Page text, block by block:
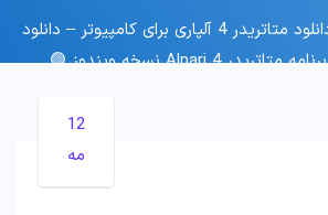
💯 دانلود متاتریدر 4 آلپاری برای کامپیوتر – دانلود
برنامه متاتریدر 4 Alpari نسخه ویندوز 🟢
12
مه